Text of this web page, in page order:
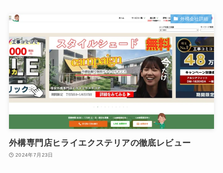
外構会社詳細
外構専門店ヒライエクステリアの徹底レビュー
2024年7月23日